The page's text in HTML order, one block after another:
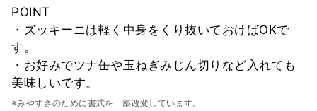
POINT
・ズッキーニは軽く中身をくり抜いておけばOKで
す。
・お好みでツナ缶や玉ねぎみじん切りなど入れても
美味しいです。
※みやすさのために書式を一部改変しています。